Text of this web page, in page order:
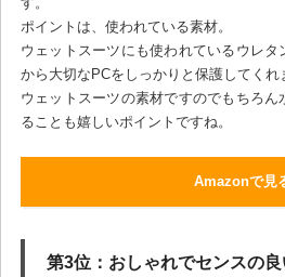
ポイントは、使われている素材。
ウェットスーツにも使われているウレ
から大切なPCをしっかりと保護してくれ
ウェットスーツの素材ですのでもちろん
ることも嬉しいポイントですね。
Amazonで見
第3位：おしゃれでセンスの良